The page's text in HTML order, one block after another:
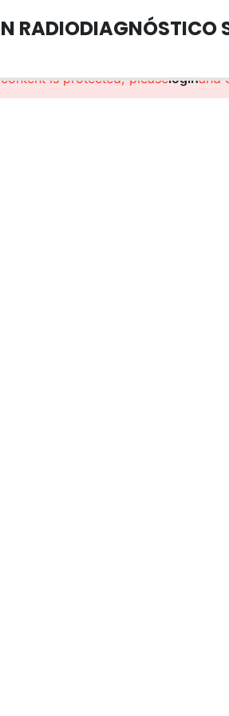
RADIODIAGNÓSTICO
is protected, pleaseloginand